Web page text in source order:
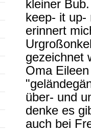
kleiner
keep- it up-
erinnert
gezeichnet
Oma
über- und
denke es
auch bei